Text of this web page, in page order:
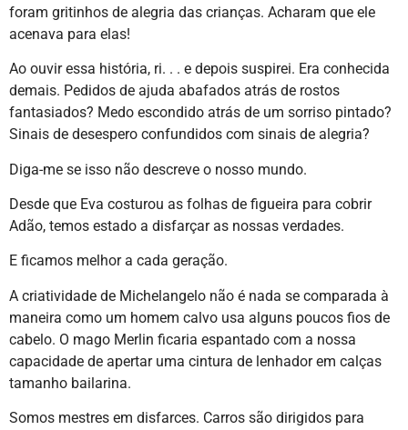
foram gritinhos de alegria das crianças. Acharam que ele
acenava para elas!
Ao ouvir essa história, ri. . . e depois suspirei. Era conhecida
demais. Pedidos de ajuda abafados atrás de rostos
fantasiados? Medo escondido atrás de um sorriso pintado?
Sinais de desespero confundidos com sinais de alegria?
Diga-me se isso não descreve o nosso mundo.
Desde que Eva costurou as folhas de figueira para cobrir
Adão, temos estado a disfarçar as nossas verdades.
E ficamos melhor a cada geração.
A criatividade de Michelangelo não é nada se comparada à
maneira como um homem calvo usa alguns poucos fios de
cabelo. O mago Merlin ficaria espantado com a nossa
capacidade de apertar uma cintura de lenhador em calças
tamanho bailarina.
Somos mestres em disfarces. Carros são dirigidos para